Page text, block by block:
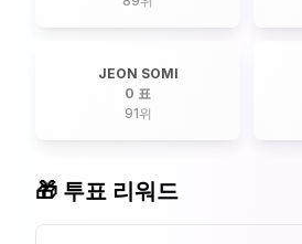
JEON SOMI
0 표
91위
🎁 투표 리워드